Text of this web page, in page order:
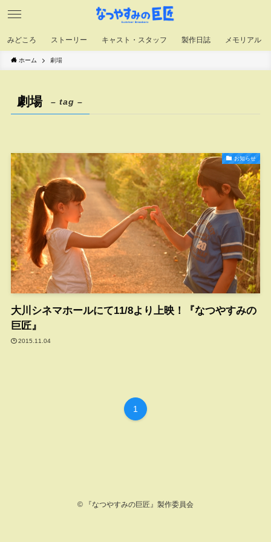
みどころ ストーリー キャスト・スタッフ 製作日誌 メモリアル
ホーム 劇場
劇場 – tag –
お知らせ
大川シネマホールにて11/8より上映！『なつやすみの
巨匠』
2015.11.04
1
© 『なつやすみの巨匠』製作委員会